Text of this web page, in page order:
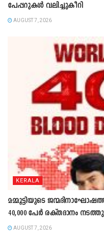
പേപ്പറുകൾ വലിച്ചുകീറി
AUGUST 7, 2026
KERALA
മമ്മൂട്ടിയുടെ
40,000 പേർ രക്തദാനം
AUGUST 7, 2026